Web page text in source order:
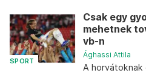
SPORT
Csak egy
mehetnek
vb-n
Ághassi Attila
A